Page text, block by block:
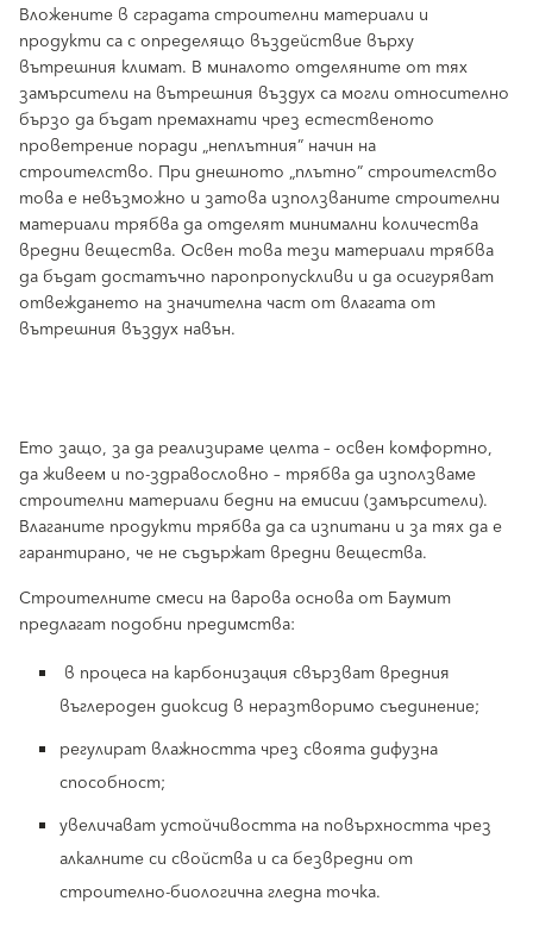
Вложените в сградата строителни материали и
продукти са с определящо въздействие върху
вътрешния климат. В миналото отделяните от тях
замърсители на вътрешния въздух са могли относително
бързо да бъдат премахнати чрез естественото
проветрение поради „неплътния” начин на
строителство. При днешното „плътно” строителство
това е невъзможно и затова използваните строителни
материали трябва да отделят минимални количества
вредни вещества. Освен това тези материали трябва
да бъдат достатъчно паропропускливи и да осигуряват
отвеждането на значителна част от влагата от
вътрешния въздух навън.
Ето защо, за да реализираме целта – освен комфортно,
да живеем и по-здравословно – трябва да използваме
строителни материали бедни на емисии (замърсители).
Влаганите продукти трябва да са изпитани и за тях да е
гарантирано, че не съдържат вредни вещества.
Строителните смеси на варова основа от Баумит
предлагат подобни предимства:
в процеса на карбонизация свързват вредния
въглероден диоксид в неразтворимо съединение;
регулират влажността чрез своята дифузна
способност;
увеличават устойчивостта на повърхността чрез
алкалните си свойства и са безвредни от
строително-биологична гледна точка.